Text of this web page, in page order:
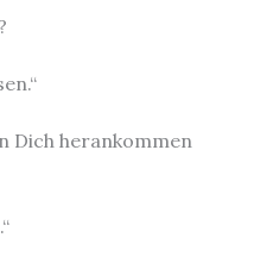
Dich herankommen